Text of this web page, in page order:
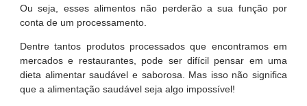
Ou seja, esses alimentos não perderão a sua função por
conta de um processamento.
Dentre tantos produtos processados que encontramos em
mercados e restaurantes, pode ser difícil pensar em uma
dieta alimentar saudável e saborosa. Mas isso não significa
que a alimentação saudável seja algo impossível!